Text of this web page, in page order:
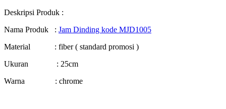
Deskripsi Produk :
Nama Produk : Jam Dinding kode MJD1005
Material : fiber ( standard promosi )
Ukuran : 25cm
Warna : chrome